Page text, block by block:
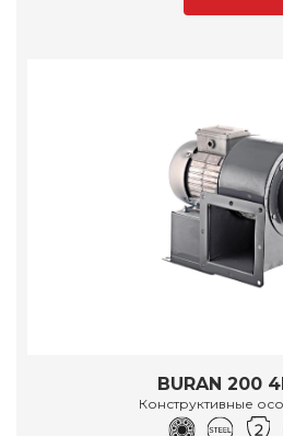
BURAN 200
Конструктивные